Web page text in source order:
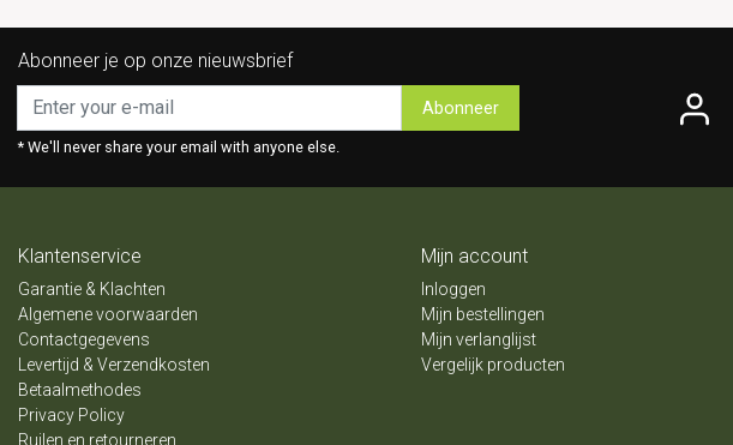
Abonneer je op onze nieuwsbrief
Abonneer
* We'll never share your email with anyone else.
Klantenservice
Garantie & Klachten
Algemene voorwaarden
Contactgegevens
Levertijd & Verzendkosten
Betaalmethodes
Privacy Policy
Ruilen en retourneren
Mijn account
Inloggen
Mijn bestellingen
Mijn verlanglijst
Vergelijk producten